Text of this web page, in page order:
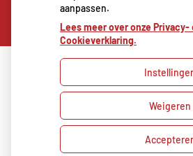
Uw Zorg Online|
Bezoek
onze
pagina
Cookie-
Voorwaarden
aanpassen.
Lees meer over onze Privacy-
Cookieverklaring.
Weigeren